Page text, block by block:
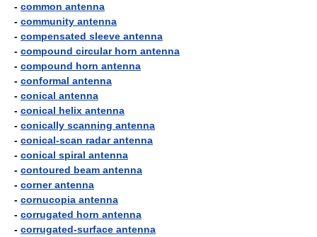
- common antenna
- community antenna
- compensated sleeve antenna
- compound circular horn antenna
- compound horn antenna
- conformal antenna
- conical antenna
- conical helix antenna
- conically scanning antenna
- conical-scan radar antenna
- conical spiral antenna
- contoured beam antenna
- corner antenna
- cornucopia antenna
- corrugated horn antenna
- corrugated-surface antenna